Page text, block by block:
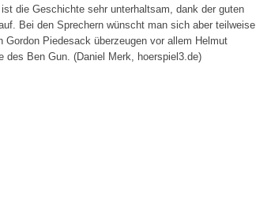
die Geschichte sehr unterhaltsam, dank der guten
Bei den Sprechern wünscht man sich aber teilweise
Piedesack überzeugen vor allem Helmut
des Ben Gun. (Daniel Merk, hoerspiel3.de)